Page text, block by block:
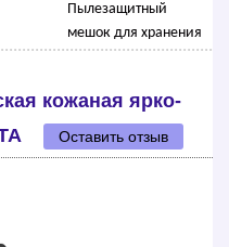
Пылезащитный
мешок для хранения
кожаная ярко-
Оставить отзыв